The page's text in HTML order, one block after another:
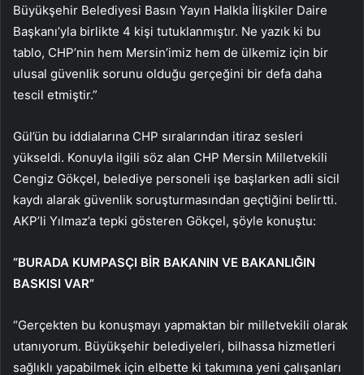
Büyükşehir Belediyesi Basın Yayın Halkla İlişkiler Daire
Başkanı’yla birlikte 4 kişi tutuklanmıştır. Ne yazık ki bu
tablo, CHP’nin hem Mersin’imiz hem de ülkemiz için bir
ulusal güvenlik sorunu olduğu gerçeğini bir defa daha
tescil etmiştir.”
Gül’ün bu iddialarına CHP sıralarından itiraz sesleri
yükseldi. Konuyla ilgili söz alan CHP Mersin Milletvekili
Cengiz Gökçel, belediye personeli işe başlarken adli sicil
kaydı alarak güvenlik soruşturmasından geçtiğini belirtti.
AKP’li Yılmaz’a tepki gösteren Gökçel, şöyle konuştu:
“BURADA KUMPASÇI BİR BAKANIN VE BAKANLIĞIN
BASKISI VAR”
“Gerçekten bu konuşmayı yapmaktan bir milletvekili olarak
utanıyorum. Büyükşehir belediyeleri, bilhassa hizmetleri
sağlıklı yapabilmek için elbette ki takımına yeni çalışanları